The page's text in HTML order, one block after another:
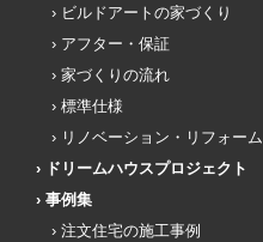
ビルドアートの家づくり
アフター・保証
家づくりの流れ
標準仕様
リノベーション・リフォーム
ドリームハウスプロジェクト
事例集
注文住宅の施工事例